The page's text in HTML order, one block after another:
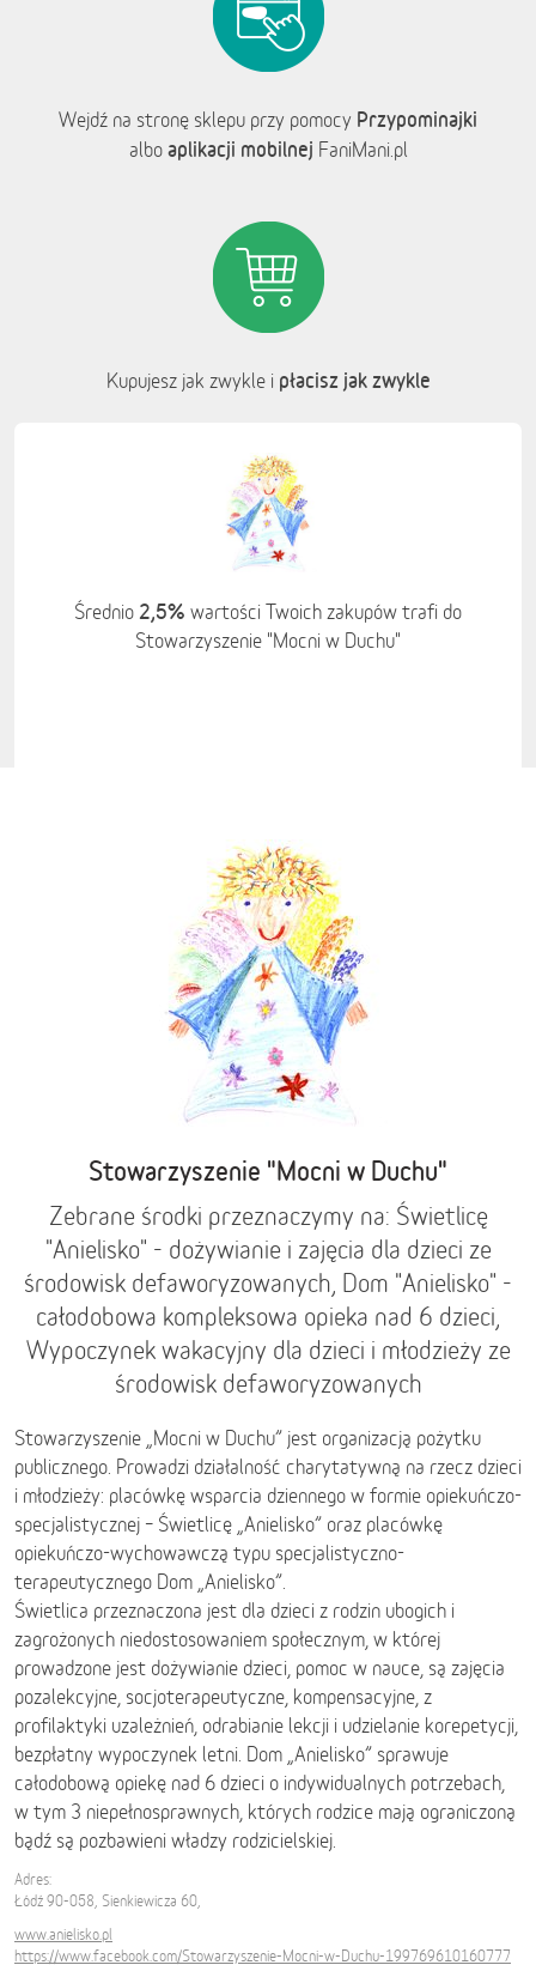
Wejdź na stronę sklepu przy pomocy Przypominajki
albo aplikacji mobilnej FaniMani.pl
Kupujesz jak zwykle i płacisz jak zwykle
Średnio 2,5% wartości Twoich zakupów trafi do
Stowarzyszenie "Mocni w Duchu"
Stowarzyszenie "Mocni w Duchu"
Zebrane środki przeznaczymy na: Świetlicę
"Anielisko" - dożywianie i zajęcia dla dzieci ze
środowisk defaworyzowanych, Dom "Anielisko" -
całodobowa kompleksowa opieka nad 6 dzieci,
Wypoczynek wakacyjny dla dzieci i młodzieży ze
środowisk defaworyzowanych
Stowarzyszenie „Mocni w Duchu” jest organizacją pożytku
publicznego. Prowadzi działalność charytatywną na rzecz dzieci
i młodzieży: placówkę wsparcia dziennego w formie opiekuńczo-
specjalistycznej – Świetlicę „Anielisko” oraz placówkę
opiekuńczo-wychowawczą typu specjalistyczno-
terapeutycznego Dom „Anielisko”.
Świetlica przeznaczona jest dla dzieci z rodzin ubogich i
zagrożonych niedostosowaniem społecznym, w której
prowadzone jest dożywianie dzieci, pomoc w nauce, są zajęcia
pozalekcyjne, socjoterapeutyczne, kompensacyjne, z
profilaktyki uzależnień, odrabianie lekcji i udzielanie korepetycji,
bezpłatny wypoczynek letni. Dom „Anielisko” sprawuje
całodobową opiekę nad 6 dzieci o indywidualnych potrzebach,
w tym 3 niepełnosprawnych, których rodzice mają ograniczoną
bądź są pozbawieni władzy rodzicielskiej.
Adres:
Łódź 90-058, Sienkiewicza 60,
www.anielisko.pl
https://www.facebook.com/Stowarzyszenie-Mocni-w-Duchu-199769610160777